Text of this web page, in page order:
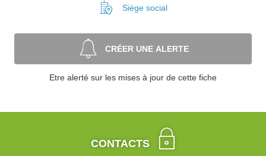
Siège social
CRÉER UNE ALERTE
Etre alerté sur les mises à jour de cette fiche
CONTACTS